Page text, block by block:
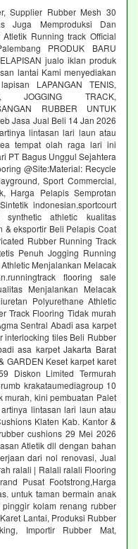
Supplier Rubber Mesh 30
Juga Memproduksi Dan
Running track Official
PRODUK BARU
jualo iklan produk
lantai Kami menyediakan
LAPANGAN TENIS,
JOGGING TRACK,
RUBBER UNTUK
Jasa Jual Beli 14 Jan 2026
lintasan lari laun atau
tempat olah raga lari ini
PT Bagus Unggul Sejahtera
@Site:Material: Recycle
Sport Commercial,
Harga Pelapis Semprotan
indonesian.sportcourt
athletic kualitas
& eksportir Beli Pelapis Coat
Rubber Running Track
Penuh Jogging Running
Menjalankan Melacak
flooring sale
Menjalankan Melacak
Polyurethane Athletic
Track Flooring Tidak murah
Sentral Abadi asa karpet
interlocking tiles Beli Rubber
asa karpet Jakarta Barat
GARDEN Keset karpet karet
Diskon Limited Termurah
krakataumediagroup 10
murah, kini pembuatan Palet
lintasan lari laun atau
Klaten Kab. Kantor &
cushions 29 Mei 2026
Atletik dll dengan bahan
dari nol renovasi, Jual
ralali | Ralali ralali Flooring
Pusat Footstrong,Harga
untuk taman bermain anak
kolam renang rubber
Lantai, Produksi Rubber
Importir Rubber Mat,